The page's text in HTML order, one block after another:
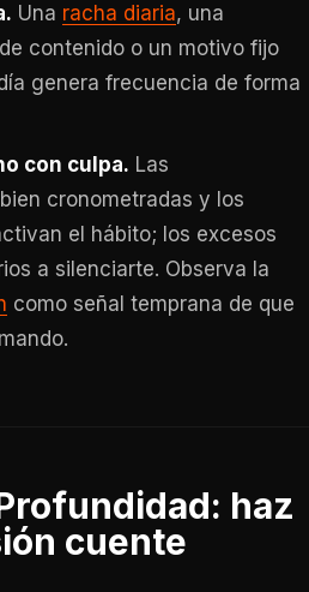
Una racha diaria, una
contenido o un motivo fijo
genera frecuencia de forma
con culpa. Las
bien cronometradas y los
el hábito; los excesos
a silenciarte. Observa la
como señal temprana de que
haz
cuente